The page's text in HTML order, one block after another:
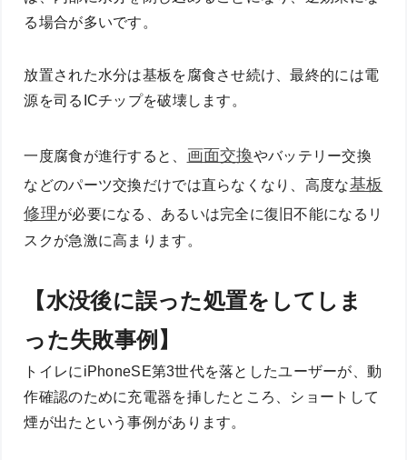
る場合が多いです。
放置された水分は基板を腐食させ続け、最終的には電
源を司るICチップを破壊します。
一度腐食が進行すると、 画面交換やバッテリー交換
などのパーツ交換だけでは直らなくなり、高度な基板
修理が必要になる、あるいは完全に復旧不能になるリ
スクが急激に高まります。
【水没後に誤った処置をしてしま
った失敗事例】
トイレにiPhoneSE第3世代を落としたユーザーが、動
作確認のために充電器を挿したところ、ショートして
煙が出たという事例があります。